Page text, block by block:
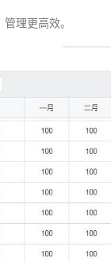
理更高效。